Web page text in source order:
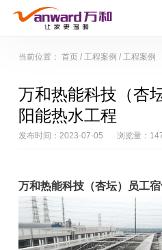
当前位置： 首页/ 工程案例 / 工程案例
万和热能科技（杏
阳能热水工程
发布时间：2023-07-05 浏览量：
万和热能科技（杏坛）员工